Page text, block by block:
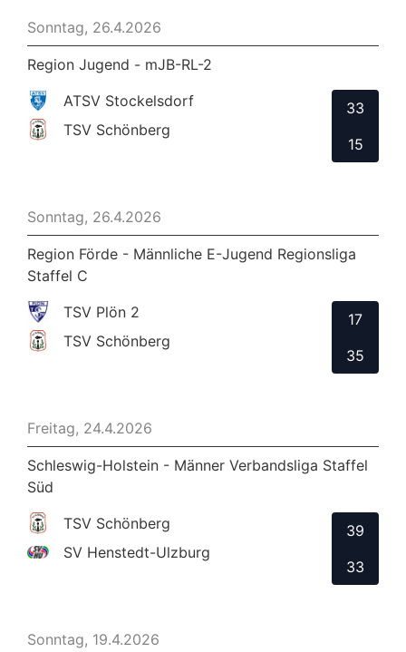
Sonntag, 26.4.2026
Region Jugend - mJB-RL-2
ATSV Stockelsdorf
TSV Schönberg
33
15
Sonntag, 26.4.2026
Region Förde - Männliche E-Jugend Regionsliga
Staffel C
TSV Plön 2
TSV Schönberg
17
35
Freitag, 24.4.2026
Schleswig-Holstein - Männer Verbandsliga Staffel
Süd
TSV Schönberg
SV Henstedt-Ulzburg
39
33
Sonntag, 19.4.2026